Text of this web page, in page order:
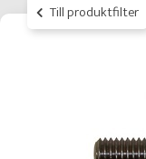
Till produktfilter